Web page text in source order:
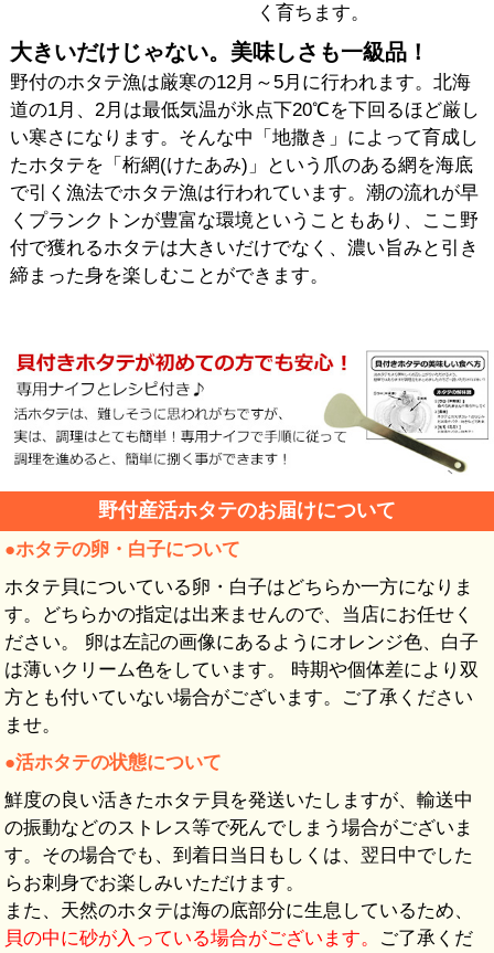
く育ちます。
大きいだけじゃない。美味しさも一級品！
野付のホタテ漁は厳寒の12月～5月に行われます。北海
道の1月、2月は最低気温が氷点下20℃を下回るほど厳し
い寒さになります。そんな中「地撒き」によって育成し
たホタテを「桁網(けたあみ)」という爪のある網を海底
で引く漁法でホタテ漁は行われています。潮の流れが早
くプランクトンが豊富な環境ということもあり、ここ野
付で獲れるホタテは大きいだけでなく、濃い旨みと引き
締まった身を楽しむことができます。
野付産活ホタテのお届けについて
●ホタテの卵・白子について
ホタテ貝についている卵・白子はどちらか一方になりま
す。どちらかの指定は出来ませんので、当店にお任せく
ださい。 卵は左記の画像にあるようにオレンジ色、白子
は薄いクリーム色をしています。 時期や個体差により双
方とも付いていない場合がございます。ご了承ください
ませ。
●活ホタテの状態について
鮮度の良い活きたホタテ貝を発送いたしますが、輸送中
の振動などのストレス等で死んでしまう場合がございま
す。その場合でも、到着日当日もしくは、翌日中でした
らお刺身でお楽しみいただけます。
また、天然のホタテは海の底部分に生息しているため、
貝の中に砂が入っている場合がございます。 ご了承くだ